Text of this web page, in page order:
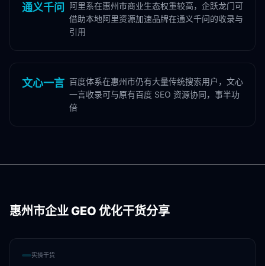
通义千问
阿里系在惠州市商业生态权重较高，企跃龙门可
借助本地阿里资源加速品牌在通义千问的收录与
引用
文心一言 百度体系在惠州市仍有大量传统搜索用户，文心
一言收录可与原有百度 SEO 资源协同，事半功
倍
惠州市企业 GEO 优化干货分享
实操干货